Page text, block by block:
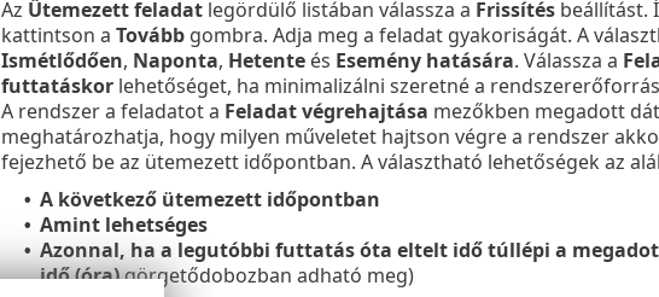
Az Ütemezett feladatlegördülő listában válassza a Frissítésbeállítást.
kattintson a Továbbgombra. Adja meg a feladat gyakoriságát. A
Ismétlődően, Naponta, Hetenteés Esemény hatására. Válassza a
futtatáskorlehetőséget, ha minimalizálni szeretné a
A rendszer a feladatot a Feladat végrehajtása mezőkben megadott
meghatározhatja, hogy milyen műveletet hajtson végre a rendszer
fejezhető be az ütemezett időpontban. A választható lehetőségek az
• A következő ütemezett időpontban
• Amint lehetséges
• Azonnal, ha a legutóbbi futtatás óta eltelt idő túllépi a
idő (óra)görgetődobozban adható meg)